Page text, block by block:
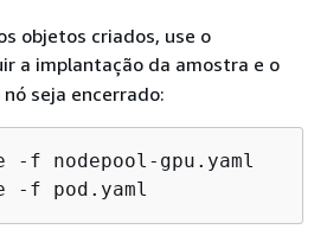
objetos criados, use o
a implantação da amostra e o
seja encerrado:
-f nodepool-gpu.yaml
-f pod.yaml